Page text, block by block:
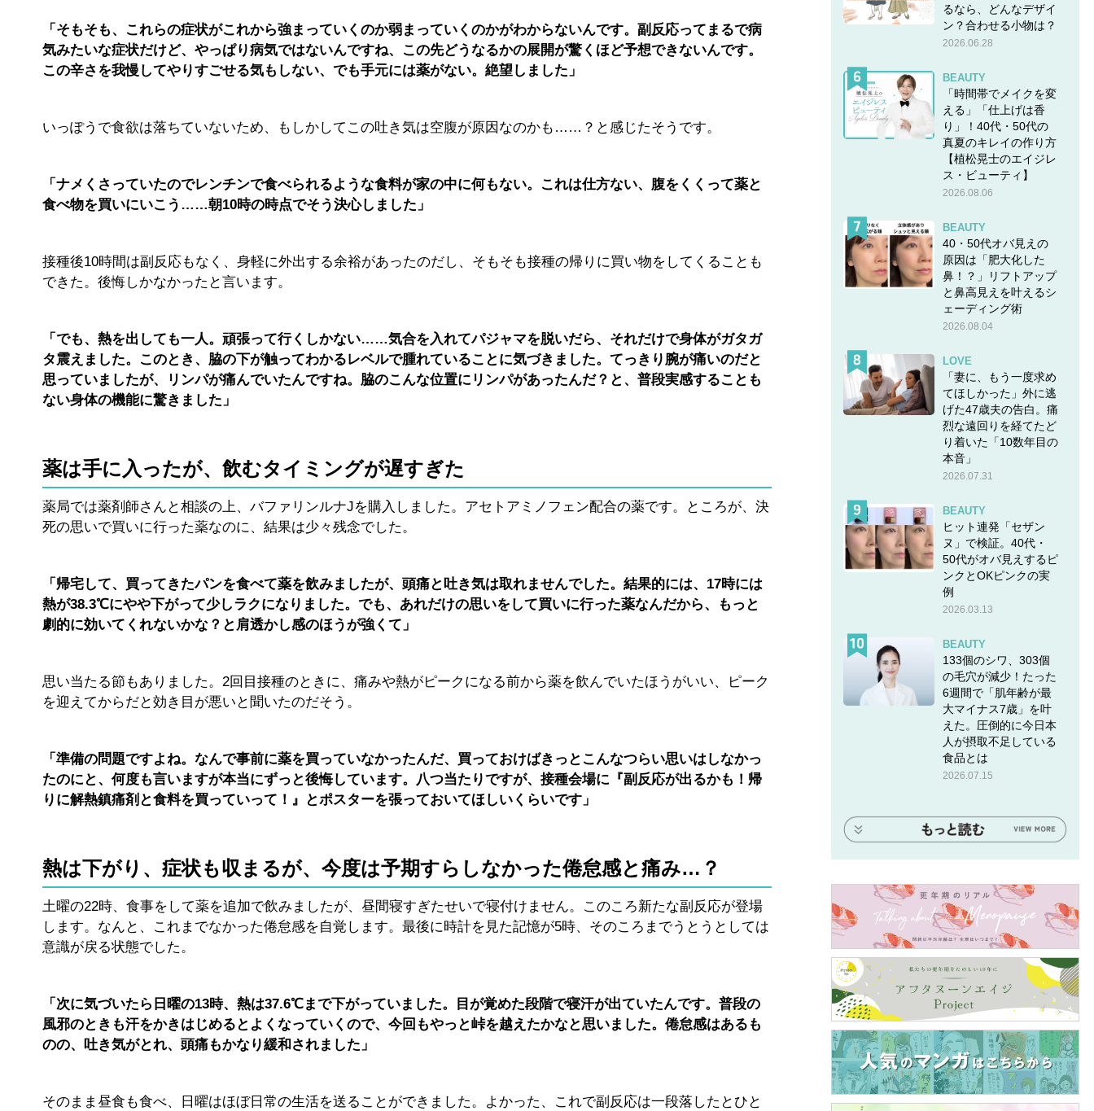
「そもそも、これらの症状がこれから強まっていくのか弱まっていくのかがわからないんです。副反応ってまるで病
気みたいな症状だけど、やっぱり病気ではないんですね、この先どうなるかの展開が驚くほど予想できないんです。
この辛さを我慢してやりすごせる気もしない、でも手元には薬がない。絶望しました」
いっぽうで食欲は落ちていないため、もしかしてこの吐き気は空腹が原因なのかも……？と感じたそうです。
「ナメくさっていたのでレンチンで食べられるような食料が家の中に何もない。これは仕方ない、腹をくくって薬と
食べ物を買いにいこう……朝10時の時点でそう決心しました」
接種後10時間は副反応もなく、身軽に外出する余裕があったのだし、そもそも接種の帰りに買い物をしてくることも
できた。後悔しかなかったと言います。
「でも、熱を出しても一人。頑張って行くしかない……気合を入れてパジャマを脱いだら、それだけで身体がガタガ
タ震えました。このとき、脇の下が触ってわかるレベルで腫れていることに気づきました。てっきり腕が痛いのだと
思っていましたが、リンパが痛んでいたんですね。脇のこんな位置にリンパがあったんだ？と、普段実感することも
ない身体の機能に驚きました」
薬は手に入ったが、飲むタイミングが遅すぎた
薬局では薬剤師さんと相談の上、バファリンルナJを購入しました。アセトアミノフェン配合の薬です。ところが、決
死の思いで買いに行った薬なのに、結果は少々残念でした。
「帰宅して、買ってきたパンを食べて薬を飲みましたが、頭痛と吐き気は取れませんでした。結果的には、17時には
熱が38.3℃にやや下がって少しラクになりました。でも、あれだけの思いをして買いに行った薬なんだから、もっと
劇的に効いてくれないかな？と肩透かし感のほうが強くて」
思い当たる節もありました。2回目接種のときに、痛みや熱がピークになる前から薬を飲んでいたほうがいい、ピーク
を迎えてからだと効き目が悪いと聞いたのだそう。
「準備の問題ですよね。なんで事前に薬を買っていなかったんだ、買っておけばきっとこんなつらい思いはしなかっ
たのにと、何度も言いますが本当にずっと後悔しています。八つ当たりですが、接種会場に『副反応が出るかも！帰
りに解熱鎮痛剤と食料を買っていって！』とポスターを張っておいてほしいくらいです」
熱は下がり、症状も収まるが、今度は予期すらしなかった倦怠感と痛み…？
土曜の22時、食事をして薬を追加で飲みましたが、昼間寝すぎたせいで寝付けません。このころ新たな副反応が登場
します。なんと、これまでなかった倦怠感を自覚します。最後に時計を見た記憶が5時、そのころまでうとうとしては
意識が戻る状態でした。
「次に気づいたら日曜の13時、熱は37.6℃まで下がっていました。目が覚めた段階で寝汗が出ていたんです。普段の
風邪のときも汗をかきはじめるとよくなっていくので、今回もやっと峠を越えたかなと思いました。倦怠感はあるも
のの、吐き気がとれ、頭痛もかなり緩和されました」
そのまま昼食も食べ、日曜はほぼ日常の生活を送ることができました。よかった、これで副反応は一段落したとひと
るなら、どんなデザイ
ン？合わせる小物は？
2026.06.28
BEAUTY
「時間帯でメイクを変
える」「仕上げは香
り」！40代・50代の
真夏のキレイの作り方
【植松晃士のエイジレ
ス・ビューティ】
2026.08.06
BEAUTY
40・50代オバ見えの
原因は「肥大化した
鼻！？」リフトアップ
と鼻高見えを叶えるシ
ェーディング術
2026.08.04
LOVE
「妻に、もう一度求め
てほしかった」外に逃
げた47歳夫の告白。痛
烈な遠回りを経てたど
り着いた「10数年目の
本音」
2026.07.31
BEAUTY
ヒット連発「セザン
ヌ」で検証。40代・
50代がオバ見えするピ
ンクとOKピンクの実
例
2026.03.13
BEAUTY
133個のシワ、303個
の毛穴が減少！たった
6週間で「肌年齢が最
大マイナス7歳」を叶
えた。圧倒的に今日本
人が摂取不足している
食品とは
2026.07.15